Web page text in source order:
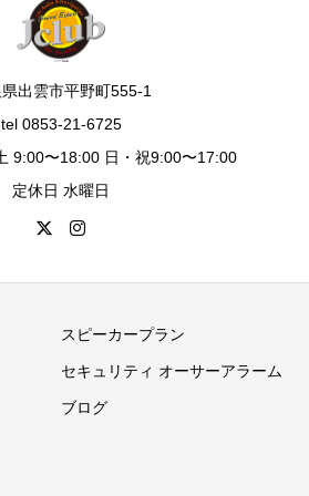
出雲市平野町555-1
tel 0853-21-6725
9:00〜18:00 日・祝9:00〜17:00
定休日 水曜日
スピーカープラン
セキュリティ オーサーアラーム
ブログ